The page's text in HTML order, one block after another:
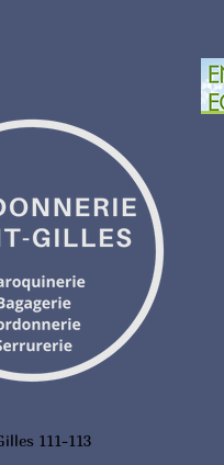
111-113